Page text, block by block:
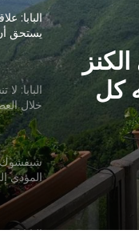
كل
البابا:
يستحق
البابا:
خلال
شيفشوك:
المؤدي
البابا